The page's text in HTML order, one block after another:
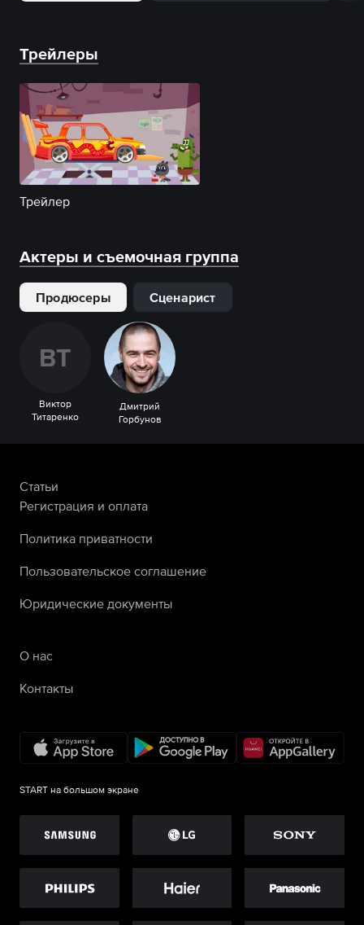
Трейлеры
Трейлер
Актеры и съемочная группа
Продюсеры Сценарист
ВТ
Виктор
Титаренко
Дмитрий
Горбунов
Статьи
Регистрация и оплата
Политика приватности
Пользовательское соглашение
Юридические документы
О нас
Контакты
START на большом экране